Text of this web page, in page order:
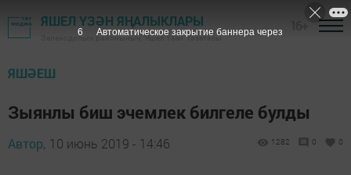
ЯШЕЛ ҮЗӘН ЯҢАЛЫКЛАРЫ
Зеленодольск районының "Яшел Үзән" газетасы
ЯШӘЕШ
Зыянлы биш эчемлек билгеле булды
Автор, 10 июнь 2019 - 14:46 1282 0 0
5 Автоматическое закрытие баннера через